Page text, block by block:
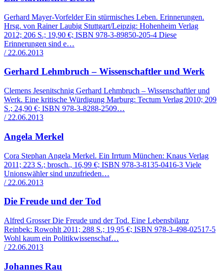
Gerhard Mayer-Vorfelder Ein stürmisches Leben. Erinnerungen.
Hrsg. von Rainer Laubig Stuttgart/Leipzig: Hohenheim Verlag
2012; 206 S.; 19,90 €; ISBN 978-3-89850-205-4 Diese
Erinnerungen sind e…
/ 22.06.2013
Gerhard Lehmbruch – Wissenschaftler und Werk
Clemens Jesenitschnig Gerhard Lehmbruch – Wissenschaftler und
Werk. Eine kritische Würdigung Marburg: Tectum Verlag 2010; 209
S.; 24,90 €; ISBN 978-3-8288-2509…
/ 22.06.2013
Angela Merkel
Cora Stephan Angela Merkel. Ein Irrtum München: Knaus Verlag
2011; 223 S.; brosch., 16,99 €; ISBN 978-3-8135-0416-3 Viele
Unionswähler sind unzufrieden…
/ 22.06.2013
Die Freude und der Tod
Alfred Grosser Die Freude und der Tod. Eine Lebensbilanz
Reinbek: Rowohlt 2011; 288 S.; 19,95 €; ISBN 978-3-498-02517-5
Wohl kaum ein Politikwissenschaf…
/ 22.06.2013
Johannes Rau